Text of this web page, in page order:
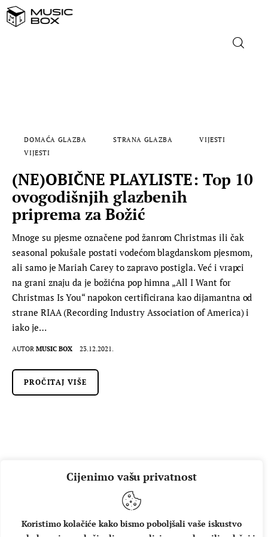
Cijenimo vašu privatnost
Koristimo kolačiće kako bismo poboljšali vaše iskustvo
FILM
MUSIC BOX
DOMAĆA GLAZBA STRANA GLAZBA
VIJESTI
VIJESTI
(NE)OBIČNE PLAYLISTE: Top 10
ovogodišnjih glazbenih
priprema za Božić
Mnoge su pjesme označene pod žanrom Christmas ili čak
seasonal pokušale postati vodećom blagdanskom pjesmom,
ali samo je Mariah Carey to zapravo postigla. Već i vrapci
na grani znaju da je božićna pop himna „All I Want for
Christmas Is You“ napokon certificirana kao dijamantna od
strane RIAA (Recording Industry Association of America) i
iako je…
AUTOR MUSIC BOX 23.12.2021.
PROČITAJ VIŠE